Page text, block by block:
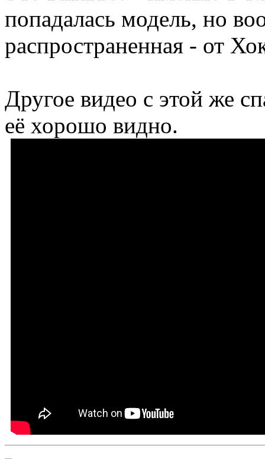
попадалась модель, но
распространенная - от
Другое видео с этой же
её хорошо видно.